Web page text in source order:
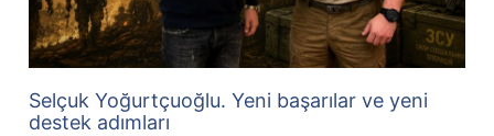
Selçuk Yoğurtçuoğlu. Yeni başarılar ve yeni
destek adımları